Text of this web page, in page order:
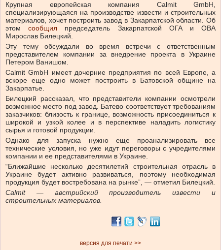
Крупная европейская компания Calmit GmbH,
специализирующаяся на производстве извести и строительных
материалов, хочет построить завод в Закарпатской области. Об
этом
сообщил
председатель Закарпатской ОГА и ОВА
Мирослав Билецкий.
Эту тему обсуждали во время встречи с ответственным
представителем компании за внедрение проекта в Украине
Петером Ванишом.
Calmit GmbH имеет дочерние предприятия по всей Европе, а
вскоре еще одно может построить в Батовской общине на
Закарпатье.
Билецкий рассказал, что представители компании осмотрели
возможное место под завод. Батево соответствует требованиям
заказчиков: близость к границе, возможность присоединиться к
широкой и узкой колее и в перспективе наладить логистику
сырья и готовой продукции.
Однако для запуска нужно еще проанализировать все
технические условия, но уже идут переговоры с учредителями
компании и ее представителями в Украине.
“Ближайшие несколько десятилетий строительная отрасль в
Украине будет активно развиваться, поэтому необходимая
продукция будет востребована на рынке”, — отметил Билецкий.
Calmit — австрийский производитель извести и
строительных материалов.
версия для печати >>